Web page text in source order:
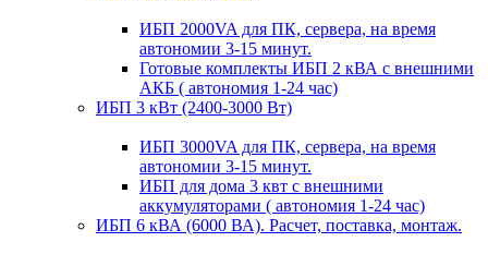
ИБП 2000VA для ПК, сервера, на время
автономии 3-15 минут.
Готовые комплекты ИБП 2 кВА с внешними
АКБ ( автономия 1-24 час)
ИБП 3 кВт (2400-3000 Вт)
ИБП 3000VA для ПК, сервера, на время
автономии 3-15 минут.
ИБП для дома 3 квт с внешними
аккумуляторами ( автономия 1-24 час)
ИБП 6 кВА (6000 ВА). Расчет, поставка, монтаж.